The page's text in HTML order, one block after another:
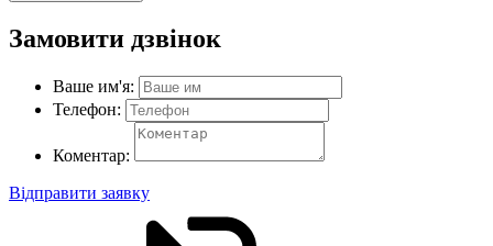
Замовити дзвінок
Ваше им'я:
Телефон:
Коментар:
Відправити заявку